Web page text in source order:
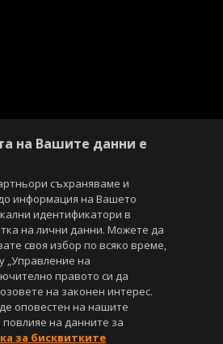
на Вашите данни е
съхраняваме и
информация на Вашето
идентификатори в
на лични данни. Можете да
своя избор по всяко време,
„Управление на
правото си да
на законен интерес.
оповестен на нашите
на данните за
за бисквитките